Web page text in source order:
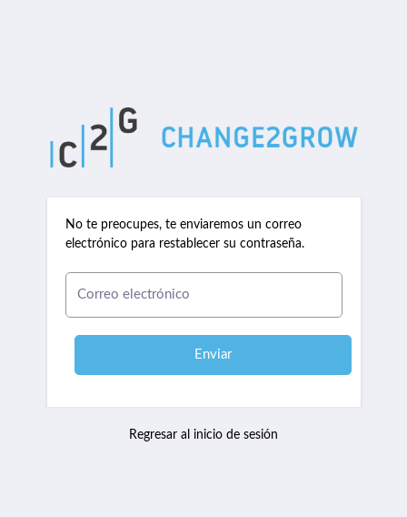
No te preocupes, te enviaremos un correo
electrónico para restablecer su contraseña.
Enviar
Regresar al inicio de sesión